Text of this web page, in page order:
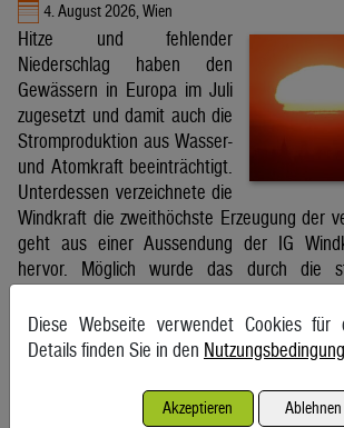
4. August 2026, Wien
Hitze und fehlender
Niederschlag haben den
Gewässern in Europa im Juli
zugesetzt und damit auch die
Stromproduktion aus Wasser-
und Atomkraft beeinträchtigt.
Unterdessen verzeichnete die
Windkraft die zweithöchste Erzeugung der
geht aus einer Aussendung der IG
hervor. Möglich wurde das durch die
Brent-Ölpreis steigt auf 86,22 US-
4. August 2026, Wien
Diese Webseite verwendet Cookies für
Details finden Sie in den
Akzeptieren Ablehnen